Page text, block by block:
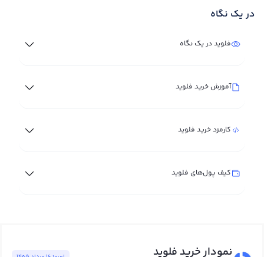
در یک نگاه
فلوید در یک نگاه
آموزش خرید فلوید
کارمزد خرید فلوید
کیف پول‌های فلوید
نمودار خرید فلوید